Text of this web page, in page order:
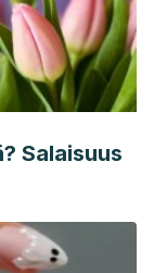
Salaisuus